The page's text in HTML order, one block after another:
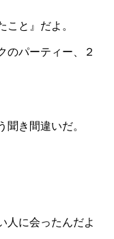
と』だよ。
ティー、２
聞き間違いだ。
に会ったんだよ